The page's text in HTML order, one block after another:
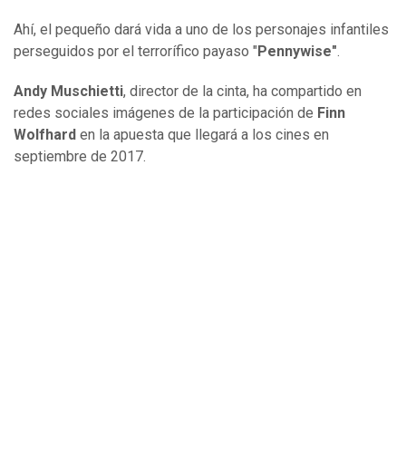
Ahí, el pequeño dará vida a uno de los personajes infantiles
perseguidos por el terrorífico payaso " Pennywise".
Andy Muschietti, director de la cinta, ha compartido en
redes sociales imágenes de la participación de Finn
Wolfhard en la apuesta que llegará a los cines en
septiembre de 2017.